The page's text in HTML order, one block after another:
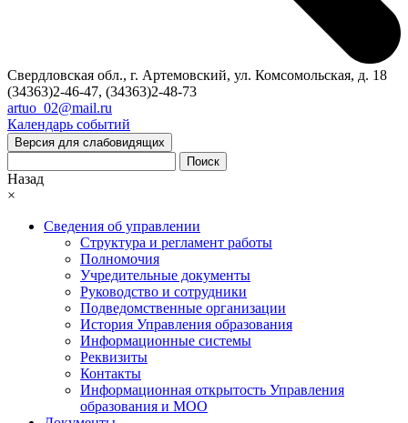
Свердловская обл., г. Артемовский, ул. Комсомольская, д. 18
(34363)2-46-47, (34363)2-48-73
artuo_02@mail.ru
Календарь событий
Версия для слабовидящих
Поиск
Назад
×
Сведения об управлении
Структура и регламент работы
Полномочия
Учредительные документы
Руководство и сотрудники
Подведомственные организации
История Управления образования
Информационные системы
Реквизиты
Контакты
Информационная открытость Управления
образования и МОО